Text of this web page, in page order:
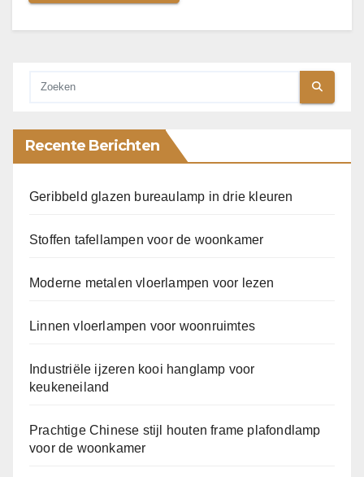
Recente Berichten
Geribbeld glazen bureaulamp in drie kleuren
Stoffen tafellampen voor de woonkamer
Moderne metalen vloerlampen voor lezen
Linnen vloerlampen voor woonruimtes
Industriële ijzeren kooi hanglamp voor
keukeneiland
Prachtige Chinese stijl houten frame plafondlamp
voor de woonkamer